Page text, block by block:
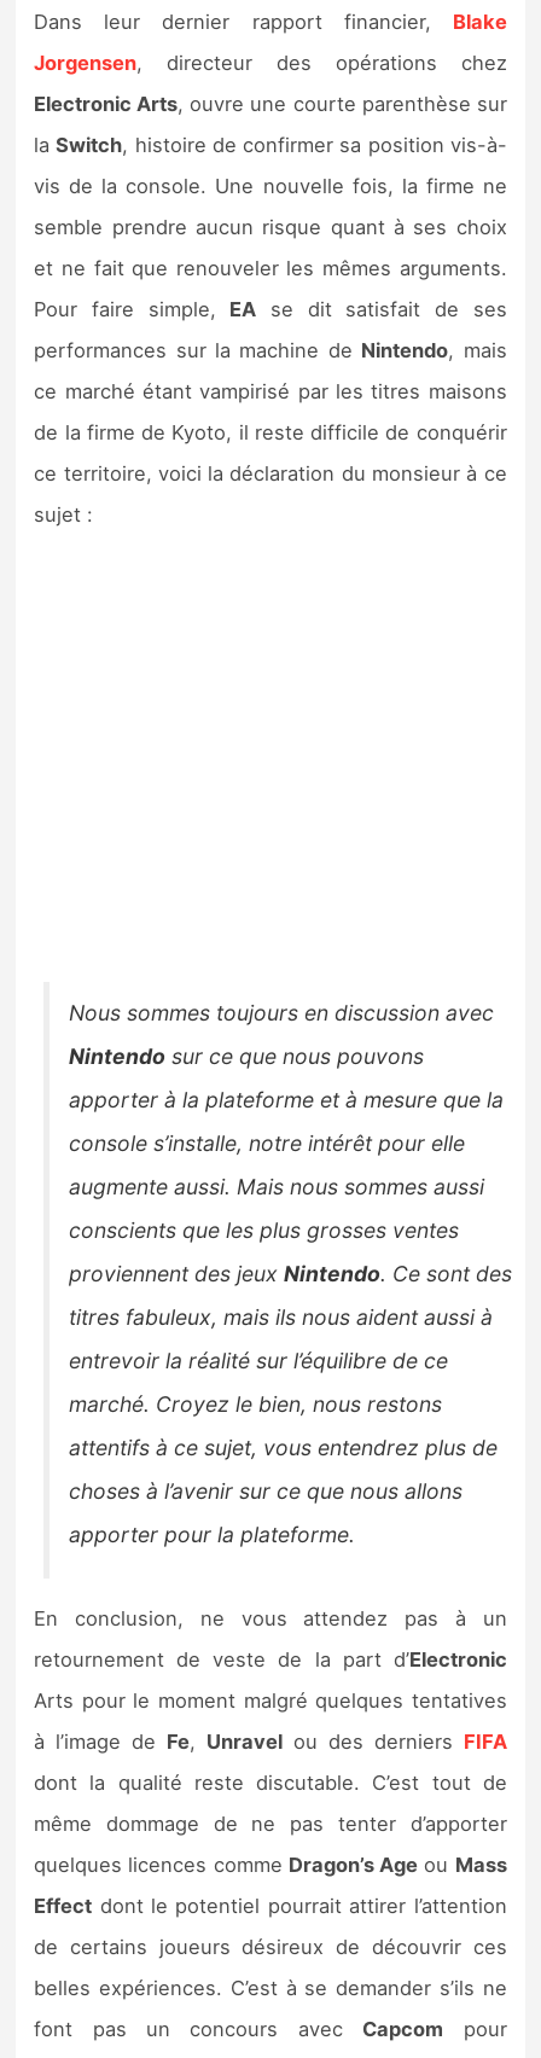
Guides
Dans leur dernier rapport financier, Blake
Jorgensen, directeur des opérations chez
Electronic Arts, ouvre une courte parenthèse sur
laSwitch, histoire de confirmer sa position vis-à-
vis de la console. Une nouvelle fois, la firme ne
semble prendre aucun risque quant à ses choix
et ne fait que renouveler les mêmes arguments.
Pour faire simple, EA se dit satisfait de ses
performances sur la machine de Nintendo, mais
ce marché étant vampirisé par les titres maisons
de la firme de Kyoto, il reste difficile de conquérir
ce territoire, voici la déclaration du monsieur à ce
sujet :
Nous sommes toujours en discussion avec
Nintendo sur ce que nous pouvons
apporter à la plateforme et à mesure que la
console s’installe, notre intérêt pour elle
augmente aussi. Mais nous sommes aussi
conscients que les plus grosses ventes
proviennent des jeuxNintendo. Ce sont des
titres fabuleux, mais ils nous aident aussi à
entrevoir la réalité sur l’équilibre de ce
marché. Croyez le bien, nous restons
attentifs à ce sujet, vous entendrez plus de
choses à l’avenir sur ce que nous allons
apporter pour la plateforme.
En conclusion, ne vous attendez pas à un
retournement de veste de la part d’Electronic
Arts pour le moment malgré quelques tentatives
à l’image de Fe, Unravelou des derniers FIFA
dont la qualité reste discutable. C’est tout de
même dommage de ne pas tenter d’apporter
quelques licences comme Dragon’s Age ou Mass
Effect dont le potentiel pourrait attirer l’attention
de certains joueurs désireux de découvrir ces
belles expériences. C’est à se demander s’ils ne
font pas un concours avec Capcom pour